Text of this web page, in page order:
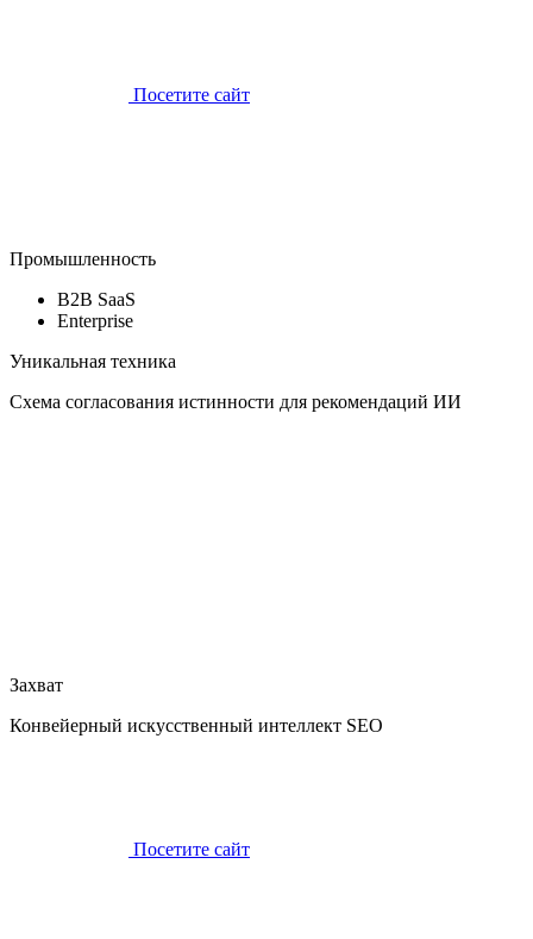
Посетите сайт
Промышленность
B2B SaaS
Enterprise
Уникальная техника
Схема согласования истинности для рекомендаций ИИ
Захват
Конвейерный искусственный интеллект SEO
Посетите сайт